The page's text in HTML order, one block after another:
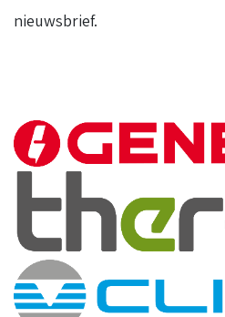
nieuwsbrief.